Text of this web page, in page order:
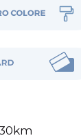
km